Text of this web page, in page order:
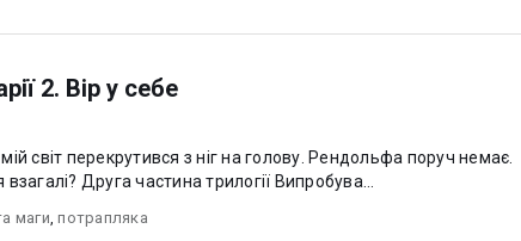
2. Вір у себе
Мелінди та Еліаса також. Де я взагалі? Друга частина трилогії Випробува...
маги,потрапляка